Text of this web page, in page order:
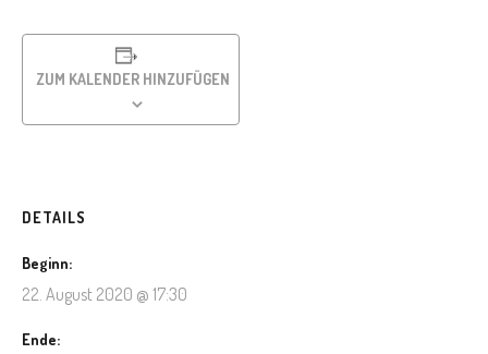
ZUM KALENDER HINZUFÜGEN
DETAILS
Beginn:
22. August 2020 @ 17:30
Ende: